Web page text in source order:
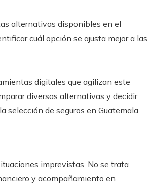
alternativas disponibles en el
cuál opción se ajusta mejor a las
digitales que agilizan este
diversas alternativas y decidir
selección de seguros en Guatemala.
imprevistas. No se trata
y acompañamiento en